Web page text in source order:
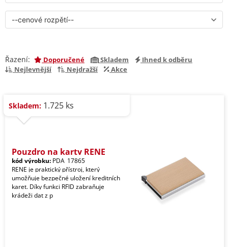
Řazení: Doporučené Skladem
Ihned k odběru
Nejlevnější
Nejdražší Akce
Skladem: 1.725 ks
Pouzdro na karty RENE
kód výrobku: PDA_17865
RENE je praktický přístroj, který
umožňuje bezpečné uložení kreditních
karet. Díky funkci RFID zabraňuje
krádeži dat z p